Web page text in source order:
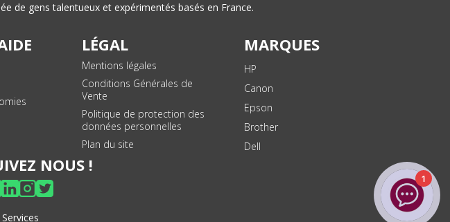
de gens talentueux et expérimentés basés en France.
LÉGAL
Mentions légales
Conditions Générales de
Vente
Politique de protection des
données personnelles
Plan du site
MARQUES
HP
Canon
Epson
Brother
Dell
NOUS !
1